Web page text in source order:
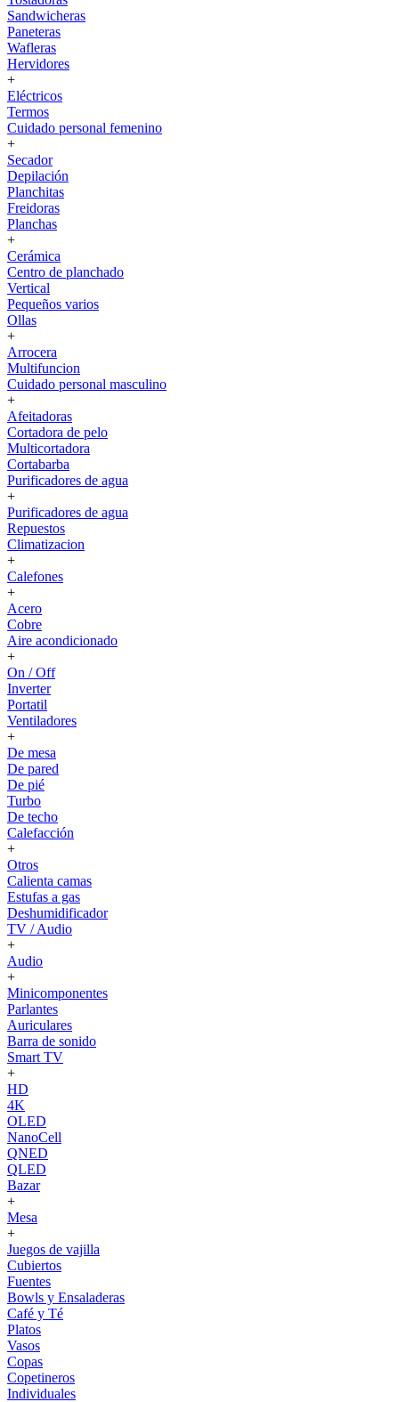
Sandwicheras
Paneteras
Wafleras
Hervidores
+
Eléctricos
Termos
Cuidado personal femenino
+
Secador
Depilación
Planchitas
Freidoras
Planchas
+
Cerámica
Centro de planchado
Vertical
Pequeños varios
Ollas
+
Arrocera
Multifuncion
Cuidado personal masculino
+
Afeitadoras
Cortadora de pelo
Multicortadora
Cortabarba
Purificadores de agua
+
Purificadores de agua
Repuestos
Climatizacion
+
Calefones
+
Acero
Cobre
Aire acondicionado
+
On / Off
Inverter
Portatil
Ventiladores
+
De mesa
De pared
De pié
Turbo
De techo
Calefacción
+
Otros
Calienta camas
Estufas a gas
Deshumidificador
TV / Audio
+
Audio
+
Minicomponentes
Parlantes
Auriculares
Barra de sonido
Smart TV
+
HD
4K
OLED
NanoCell
QNED
QLED
Bazar
+
Mesa
+
Juegos de vajilla
Cubiertos
Fuentes
Bowls y Ensaladeras
Café y Té
Platos
Vasos
Copas
Copetineros
Individuales